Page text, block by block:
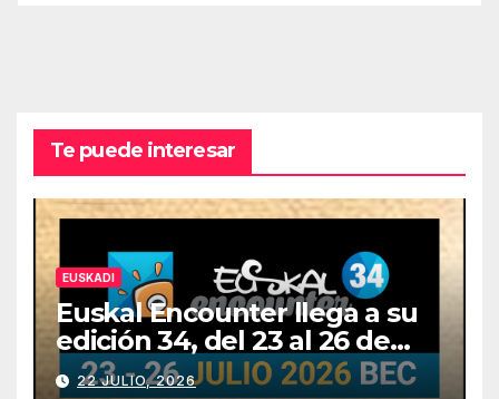
Te puede interesar
EUSKADI
Euskal Encounter llega a su
edición 34, del 23 al 26 de
julio
22 JULIO, 2026